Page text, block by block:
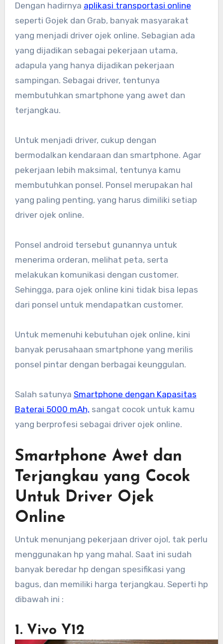
Dengan hadirnya aplikasi transportasi online
seperti Gojek dan Grab, banyak masyarakat
yang menjadi driver ojek online. Sebagian ada
yang dijadikan sebagai pekerjaan utama,
adapula yang hanya dijadikan pekerjaan
sampingan. Sebagai driver, tentunya
membutuhkan smartphone yang awet dan
terjangkau.
Untuk menjadi driver, cukup dengan
bermodalkan kendaraan dan smartphone. Agar
pekerjaan lebih maksimal, tentunya kamu
membutuhkan ponsel. Ponsel merupakan hal
yang paling penting, yang harus dimiliki setiap
driver ojek online.
Ponsel android tersebut gunannya untuk
menerima orderan, melihat peta, serta
melakukan komunikasi dengan customer.
Sehingga, para ojek online kini tidak bisa lepas
dari ponsel untuk mendapatkan customer.
Untuk memenuhi kebutuhan ojek online, kini
banyak perusahaan smartphone yang merilis
ponsel pintar dengan berbagai keunggulan.
Salah satunya Smartphone dengan Kapasitas
Baterai 5000 mAh, sangat cocok untuk kamu
yang berprofesi sebagai driver ojek online.
Smartphone Awet dan
Terjangkau yang Cocok
Untuk Driver Ojek
Online
Untuk menunjang pekerjaan driver ojol, tak perlu
menggunakan hp yang mahal. Saat ini sudah
banyak beredar hp dengan spesifikasi yang
bagus, dan memiliki harga terjangkau. Seperti hp
dibawah ini :
1. Vivo Y12